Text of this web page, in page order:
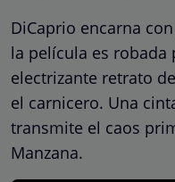
DiCaprio encarna
la película es robada
electrizante retrato
el carnicero. Una
transmite el caos
Manzana.